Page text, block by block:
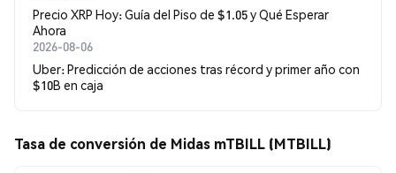
Precio XRP Hoy: Guía del Piso de $1.05 y Qué Esperar
Ahora
2026-08-06
Uber: Predicción de acciones tras récord y primer año con
$10B en caja
Tasa de conversión de Midas mTBILL (MTBILL)